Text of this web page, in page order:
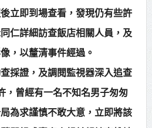
唐獎」得獎者及入
持體系
立即到場查看，發現仍有些許
仁詳細訪查飯店相關人員，及
，以釐清事件經過。
採證，及調閱監視器深入追查
，曾經有一名不知名男子匆匆
為求謹慎不敢大意，立即將該